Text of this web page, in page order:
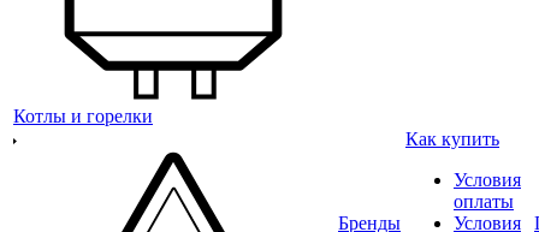
Котлы и горелки
Бренды
Как купить
Условия
оплаты
Условия